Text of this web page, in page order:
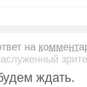
на
ждать.